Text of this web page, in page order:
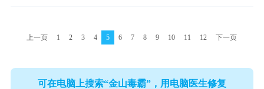
上一页 1 2 3 4 5 6 7 8 9 10 11 12 下一页
可在电脑上搜索“金山毒霸”，用电脑医生修复